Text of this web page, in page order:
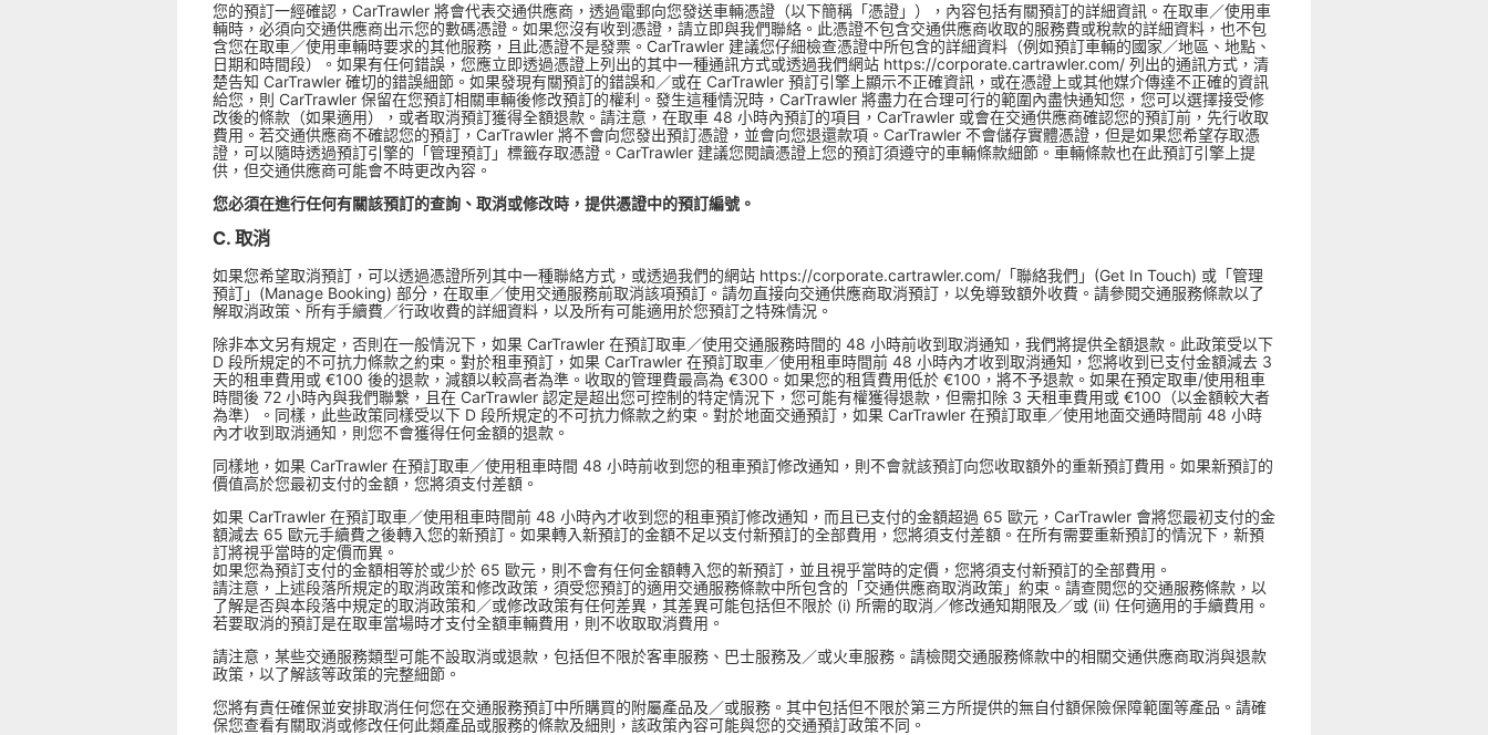
您的預訂一經確認，CarTrawler 將會代表交通供應商，透過電郵向您發送車輛憑證（以下簡稱「憑證」），內容包括有關預訂的詳細資訊。在取車／使用車
輛時，必須向交通供應商出示您的數碼憑證。如果您沒有收到憑證，請立即與我們聯絡。此憑證不包含交通供應商收取的服務費或稅款的詳細資料，也不包
含您在取車／使用車輛時要求的其他服務，且此憑證不是發票。CarTrawler 建議您仔細檢查憑證中所包含的詳細資料（例如預訂車輛的國家／地區、地點、
日期和時間段）。如果有任何錯誤，您應立即透過憑證上列出的其中一種通訊方式或透過我們網站 https://corporate.cartrawler.com/ 列出的通訊方式，清
楚告知 CarTrawler 確切的錯誤細節。如果發現有關預訂的錯誤和／或在 CarTrawler 預訂引擎上顯示不正確資訊，或在憑證上或其他媒介傳達不正確的資訊
給您，則 CarTrawler 保留在您預訂相關車輛後修改預訂的權利。發生這種情況時，CarTrawler 將盡力在合理可行的範圍內盡快通知您，您可以選擇接受修
改後的條款（如果適用），或者取消預訂獲得全額退款。請注意，在取車 48 小時內預訂的項目，CarTrawler 或會在交通供應商確認您的預訂前，先行收取
費用。若交通供應商不確認您的預訂，CarTrawler 將不會向您發出預訂憑證，並會向您退還款項。CarTrawler 不會儲存實體憑證，但是如果您希望存取憑
證，可以隨時透過預訂引擎的「管理預訂」標籤存取憑證。CarTrawler 建議您閱讀憑證上您的預訂須遵守的車輛條款細節。車輛條款也在此預訂引擎上提
供，但交通供應商可能會不時更改內容。
您必須在進行任何有關該預訂的查詢、取消或修改時，提供憑證中的預訂編號。
C. 取消
如果您希望取消預訂，可以透過憑證所列其中一種聯絡方式，或透過我們的網站 https://corporate.cartrawler.com/「聯絡我們」(Get In Touch) 或「管理
預訂」(Manage Booking) 部分，在取車／使用交通服務前取消該項預訂。請勿直接向交通供應商取消預訂，以免導致額外收費。請參閱交通服務條款以了
解取消政策、所有手續費／行政收費的詳細資料，以及所有可能適用於您預訂之特殊情況。
除非本文另有規定，否則在一般情況下，如果 CarTrawler 在預訂取車／使用交通服務時間的 48 小時前收到取消通知，我們將提供全額退款。此政策受以下
D 段所規定的不可抗力條款之約束。對於租車預訂，如果 CarTrawler 在預訂取車／使用租車時間前 48 小時內才收到取消通知，您將收到已支付金額減去 3
天的租車費用或 €100 後的退款，減額以較高者為準。收取的管理費最高為 €300。如果您的租賃費用低於 €100，將不予退款。如果在預定取車/使用租車
時間後 72 小時內與我們聯繫，且在 CarTrawler 認定是超出您可控制的特定情況下，您可能有權獲得退款，但需扣除 3 天租車費用或 €100（以金額較大者
為準）。同樣，此些政策同樣受以下 D 段所規定的不可抗力條款之約束。對於地面交通預訂，如果 CarTrawler 在預訂取車／使用地面交通時間前 48 小時
內才收到取消通知，則您不會獲得任何金額的退款。
同樣地，如果 CarTrawler 在預訂取車／使用租車時間 48 小時前收到您的租車預訂修改通知，則不會就該預訂向您收取額外的重新預訂費用。如果新預訂的
價值高於您最初支付的金額，您將須支付差額。
如果 CarTrawler 在預訂取車／使用租車時間前 48 小時內才收到您的租車預訂修改通知，而且已支付的金額超過 65 歐元，CarTrawler 會將您最初支付的金
額減去 65 歐元手續費之後轉入您的新預訂。如果轉入新預訂的金額不足以支付新預訂的全部費用，您將須支付差額。在所有需要重新預訂的情況下，新預
訂將視乎當時的定價而異。
如果您為預訂支付的金額相等於或少於 65 歐元，則不會有任何金額轉入您的新預訂，並且視乎當時的定價，您將須支付新預訂的全部費用。
請注意，上述段落所規定的取消政策和修改政策，須受您預訂的適用交通服務條款中所包含的「交通供應商取消政策」約束。請查閱您的交通服務條款，以
了解是否與本段落中規定的取消政策和／或修改政策有任何差異，其差異可能包括但不限於 (i) 所需的取消／修改通知期限及／或 (ii) 任何適用的手續費用。
若要取消的預訂是在取車當場時才支付全額車輛費用，則不收取取消費用。
請注意，某些交通服務類型可能不設取消或退款，包括但不限於客車服務、巴士服務及／或火車服務。請檢閱交通服務條款中的相關交通供應商取消與退款
政策，以了解該等政策的完整細節。
您將有責任確保並安排取消任何您在交通服務預訂中所購買的附屬產品及／或服務。其中包括但不限於第三方所提供的無自付額保險保障範圍等產品。請確
保您查看有關取消或修改任何此類產品或服務的條款及細則，該政策內容可能與您的交通預訂政策不同。